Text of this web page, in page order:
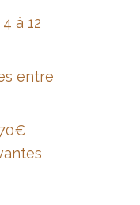
à 12
entre